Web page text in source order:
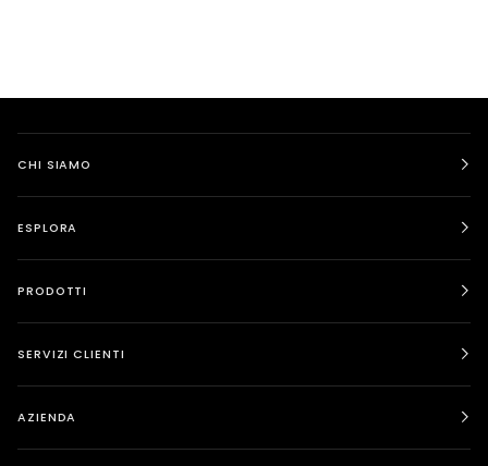
CHI SIAMO
ESPLORA
PRODOTTI
SERVIZI CLIENTI
AZIENDA